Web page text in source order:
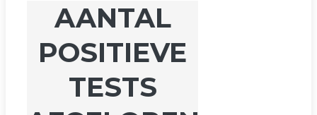
AANTAL
POSITIEVE
TESTS